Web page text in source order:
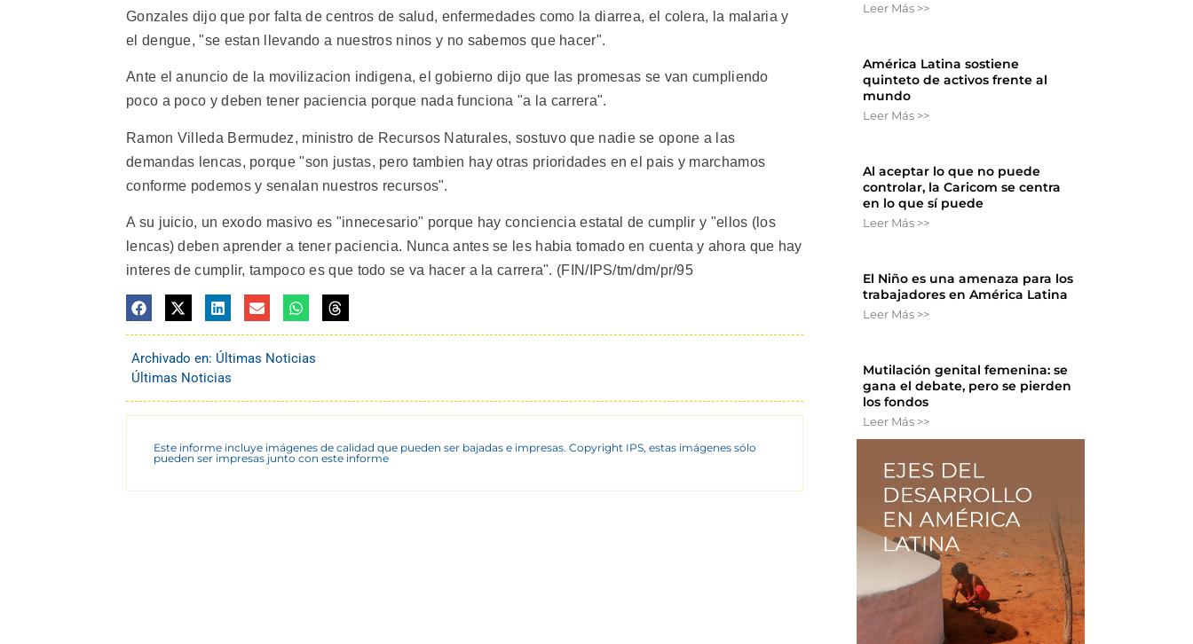
Gonzales dijo que por falta de centros de salud, enfermedades como la diarrea, el colera, la malaria y
el dengue, "se estan llevando a nuestros ninos y no sabemos que hacer".
Ante el anuncio de la movilizacion indigena, el gobierno dijo que las promesas se van cumpliendo
poco a poco y deben tener paciencia porque nada funciona "a la carrera".
Ramon Villeda Bermudez, ministro de Recursos Naturales, sostuvo que nadie se opone a las
demandas lencas, porque "son justas, pero tambien hay otras prioridades en el pais y marchamos
conforme podemos y senalan nuestros recursos".
A su juicio, un exodo masivo es "innecesario" porque hay conciencia estatal de cumplir y "ellos (los
lencas) deben aprender a tener paciencia. Nunca antes se les habia tomado en cuenta y ahora que hay
interes de cumplir, tampoco es que todo se va hacer a la carrera". (FIN/IPS/tm/dm/pr/95
Archivado en: Últimas Noticias
Últimas Noticias
Este informe incluye imágenes de calidad que pueden ser bajadas e impresas. Copyright IPS, estas imágenes sólo
pueden ser impresas junto con este informe
Leer Más >>
América Latina sostiene
quinteto de activos frente al
mundo
Leer Más >>
Al aceptar lo que no puede
controlar, la Caricom se centra
en lo que sí puede
Leer Más >>
El Niño es una amenaza para los
trabajadores en América Latina
Leer Más >>
Mutilación genital femenina: se
gana el debate, pero se pierden
los fondos
Leer Más >>